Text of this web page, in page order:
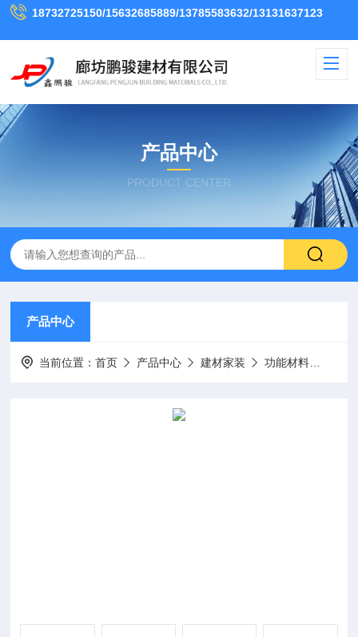
18732725150/15632685889/13785583632/13131637123
产品中心
PRODUCT CENTER
产品中心
当前位置：首页 产品中心 建材家装 功能材料